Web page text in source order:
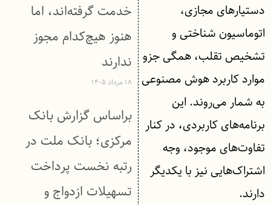
دستیارهای مجازی،
اتوماسیون شناختی و
تشخیص تقلب، همگی جزو
موارد کاربرد هوش مصنوعی
به شمار می‌روند. این
برنامه‌های کاربردی، در کنار
تفاوت‌های موجود، وجه
اشتراک‌هایی نیز با یکدیگر
دارند.
خدمت گرفته‌اند، اما
هنوز هیچ‌کدام مجوز
ندارند
۱۸ مرداد ۱۴۰۵
براساس گزارش بانک
مركزی؛ بانک ملت در
رتبه نخست پرداخت
تسهیلات ازدواج و